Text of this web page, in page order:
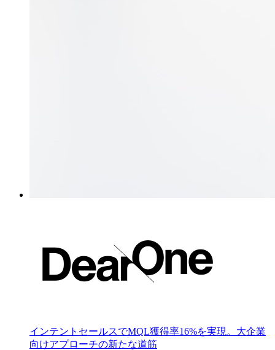
インテントセールスでMQL獲得率16%を実現。大企業
向けアプローチの新たな道筋